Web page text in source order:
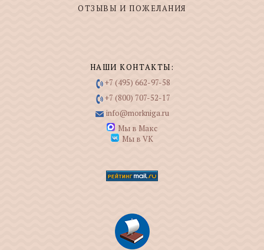
ОТЗЫВЫ И ПОЖЕЛАНИЯ
НАШИ КОНТАКТЫ:
+7 (495) 662-97-58
+7 (800) 707-52-17
info@morkniga.ru
Мы в Макс
Мы в VK